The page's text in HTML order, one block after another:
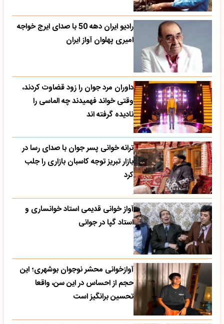
رادیو ایران دهه 50 با صدای ایرج خواجه
امیری پهلوان آواز ایران
داوران مرد جوان را زود قضاوت کردند،
وقتی خواند فهمیدند چه الماسی را
نادیده گرفته اند
ترانه خوانی پسر جوان با صدای رسا در
بازار تبریز توجه کاسبان بازاری را جلب
کرد
آواز خوانی قدیمی استاد خوانساری و
استاد گپا در جوانی
آوازخوانی محشر نوجوان بوشهری؛ این
حجم از احساس در این سن، واقعا
تحسین‌ برانگیز است